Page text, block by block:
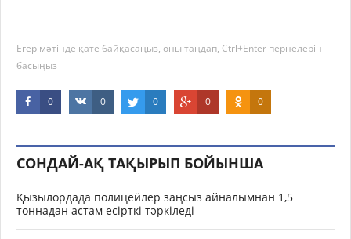
Егер мәтінде қате байқасаңыз, оны таңдап, Ctrl+Enter пернелерін
басыңыз
0 0 0 0 0
СОНДАЙ-АҚ ТАҚЫРЫП БОЙЫНША
Қызылордада полицейлер заңсыз айналымнан 1,5
тоннадан астам есірткі тәркіледі